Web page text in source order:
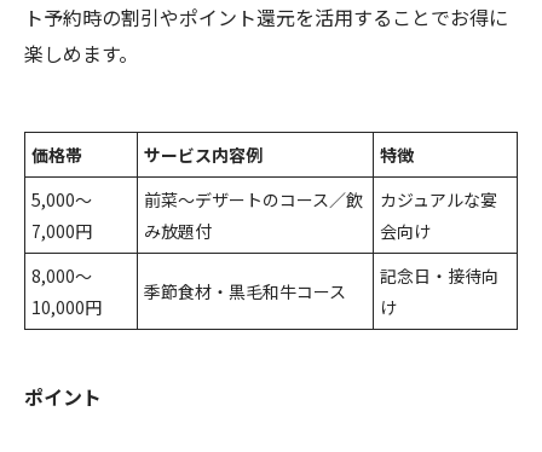
ト予約時の割引やポイント還元を活用することでお得に
楽しめます。
価格帯 サービス内容例
特徴
5,000～
7,000円
前菜～デザートのコース／飲
み放題付
カジュアルな宴
会向け
8,000～
10,000円
季節食材・黒毛和牛コース
記念日・接待向
け
ポイント